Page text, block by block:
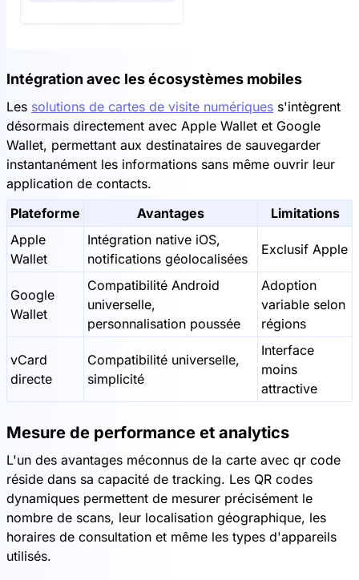
Intégration avec les écosystèmes mobiles
Les solutions de cartes de visite numériques s'intègrent
désormais directement avec Apple Wallet et Google
Wallet, permettant aux destinataires de sauvegarder
instantanément les informations sans même ouvrir leur
application de contacts.
Plateforme
Avantages
Limitations
Apple
Wallet
Intégration native iOS,
notifications géolocalisées
Exclusif Apple
Google
Wallet
Compatibilité Android
universelle,
personnalisation poussée
Adoption
variable selon
régions
vCard
directe
Compatibilité universelle,
simplicité
Interface
moins
attractive
Mesure de performance et analytics
L'un des avantages méconnus de la carte avec qr code
réside dans sa capacité de tracking. Les QR codes
dynamiques permettent de mesurer précisément le
nombre de scans, leur localisation géographique, les
horaires de consultation et même les types d'appareils
utilisés.